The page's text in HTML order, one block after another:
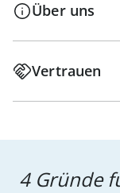
Über uns
Vertrauen
4 Gründe